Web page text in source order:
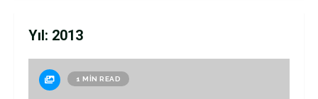
Yıl: 2013
1 MIN READ